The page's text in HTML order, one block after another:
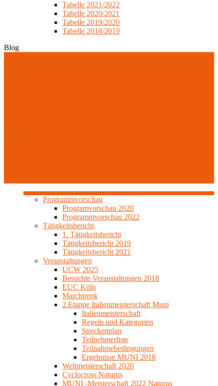
Tabelle 2021/2022
Tabelle 2020/2021
Tabelle 2019/2020
Tabelle 2018/2019
Blog
Programmvorschau
Programvorschau 2020
Programmvorschau 2022
Tätigkeitsbericht
1. Tätigkeitsbericht
Tätigkeitsbericht 2019
Tätigkeitsbericht 2021
Veranstaltungen
UCW 2025
Besuchte Veranstaltungen 2018
EUC Köln
Marchtrenk
2.Etappe Italienmeisterschaft Muni
Italienmeisterschaft
Regeln und Kategorien
Streckenplan
Teilnehmerliste
Teilnahmebedingungen
Ergebnisse MUNI 2018
Weltmeisterschaft 2020
Cyclocross Naturns
MUNI -Meisterschaft 2022 Naturns